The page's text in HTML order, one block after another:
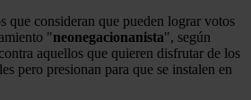
que consideran que pueden lograr votos
"neonegacionanista", según
aquellos que quieren disfrutar de los
pero presionan para que se instalen en